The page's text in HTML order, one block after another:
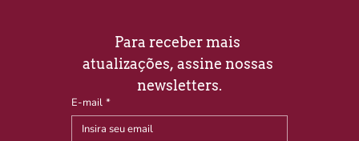
Para receber mais
atualizações, assine nossas
newsletters.
E-mail *